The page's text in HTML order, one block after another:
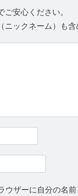
安心ください。
ックネーム）も
ザーに自分の名